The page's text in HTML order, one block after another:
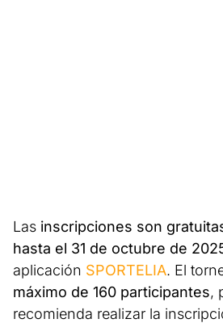
Las inscripciones son
hasta el 31 de octubre de
aplicación SPORTELIA. El
máximo de 160 participantes,
recomienda realizar la